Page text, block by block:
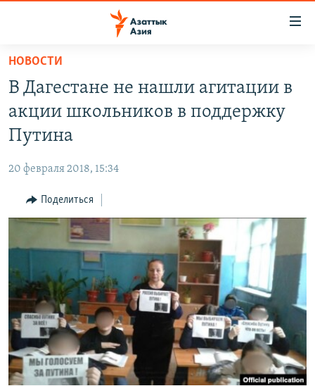
Вернуться
основному
содержанию
Вернутся
главной
навигации
Вернутся
ТАДЖИКИСТАН
НОВОСТИ
ВОЙНА В УКРАИНЕ
ҚАЗАҚША
КЫРГЫЗЧА
ЎЗБЕКЧА
ТОҶИКӢ
TÜRKMENÇE
Все сайты РСЕ/РС
НОВОСТИ
В Дагестане не нашли агитации в
акции школьников в поддержку
Путина
20 февраля 2018, 15:34
Поделиться